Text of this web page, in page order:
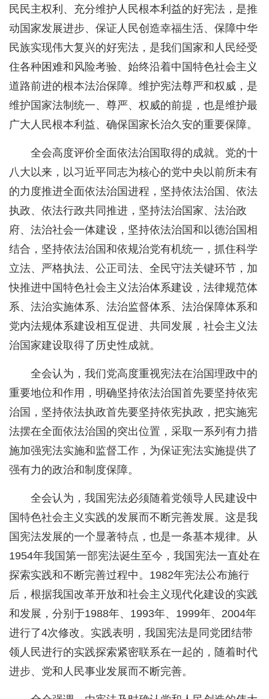
民民主权利、充分维护人民根本利益的好宪法，是推
动国家发展进步、保证人民创造幸福生活、保障中华
民族实现伟大复兴的好宪法，是我们国家和人民经受
住各种困难和风险考验、始终沿着中国特色社会主义
道路前进的根本法治保障。维护宪法尊严和权威，是
维护国家法制统一、尊严、权威的前提，也是维护最
广大人民根本利益、确保国家长治久安的重要保障。
全会高度评价全面依法治国取得的成就。党的十
八大以来，以习近平同志为核心的党中央以前所未有
的力度推进全面依法治国进程，坚持依法治国、依法
执政、依法行政共同推进，坚持法治国家、法治政
府、法治社会一体建设，坚持依法治国和以德治国相
结合，坚持依法治国和依规治党有机统一，抓住科学
立法、严格执法、公正司法、全民守法关键环节，加
快推进中国特色社会主义法治体系建设，法律规范体
系、法治实施体系、法治监督体系、法治保障体系和
党内法规体系建设相互促进、共同发展，社会主义法
治国家建设取得了历史性成就。
全会认为，我们党高度重视宪法在治国理政中的
重要地位和作用，明确坚持依法治国首先要坚持依宪
治国，坚持依法执政首先要坚持依宪执政，把实施宪
法摆在全面依法治国的突出位置，采取一系列有力措
施加强宪法实施和监督工作，为保证宪法实施提供了
强有力的政治和制度保障。
全会认为，我国宪法必须随着党领导人民建设中
国特色社会主义实践的发展而不断完善发展。这是我
国宪法发展的一个显著特点，也是一条基本规律。从
1954年我国第一部宪法诞生至今，我国宪法一直处在
探索实践和不断完善过程中。1982年宪法公布施行
后，根据我国改革开放和社会主义现代化建设的实践
和发展，分别于1988年、1993年、1999年、2004年
进行了4次修改。实践表明，我国宪法是同党团结带
领人民进行的实践探索紧密联系在一起的，随着时代
进步、党和人民事业发展而不断完善。